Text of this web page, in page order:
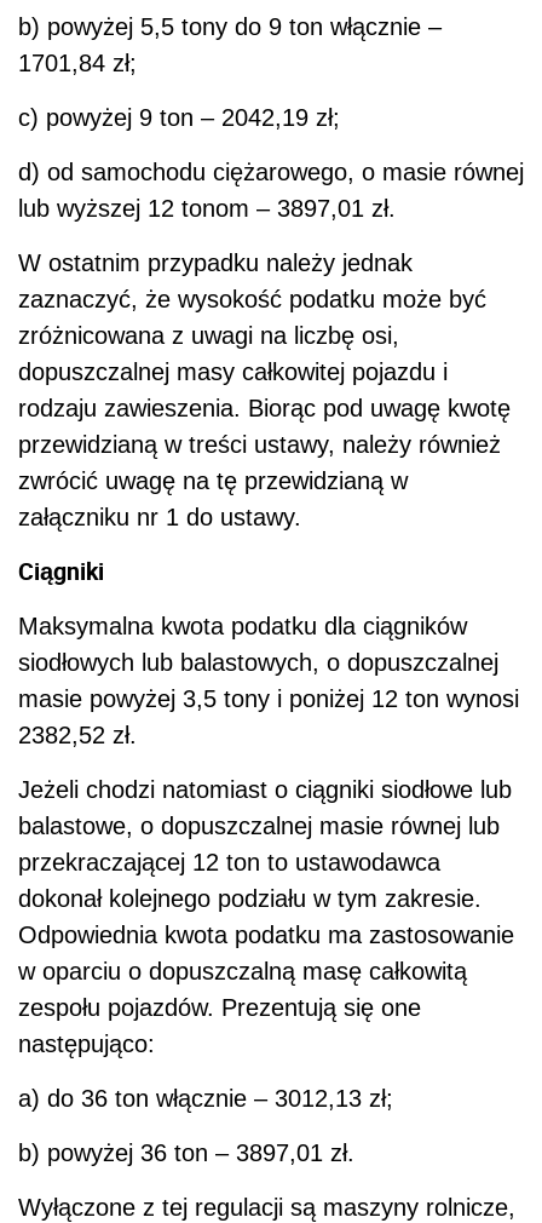
b) powyżej 5,5 tony do 9 ton włącznie –
1701,84 zł;
c) powyżej 9 ton – 2042,19 zł;
d) od samochodu ciężarowego, o masie równej
lub wyższej 12 tonom – 3897,01 zł.
W ostatnim przypadku należy jednak
zaznaczyć, że wysokość podatku może być
zróżnicowana z uwagi na liczbę osi,
dopuszczalnej masy całkowitej pojazdu i
rodzaju zawieszenia. Biorąc pod uwagę kwotę
przewidzianą w treści ustawy, należy również
zwrócić uwagę na tę przewidzianą w
załączniku nr 1 do ustawy.
Ciągniki
Maksymalna kwota podatku dla ciągników
siodłowych lub balastowych, o dopuszczalnej
masie powyżej 3,5 tony i poniżej 12 ton wynosi
2382,52 zł.
Jeżeli chodzi natomiast o ciągniki siodłowe lub
balastowe, o dopuszczalnej masie równej lub
przekraczającej 12 ton to ustawodawca
dokonał kolejnego podziału w tym zakresie.
Odpowiednia kwota podatku ma zastosowanie
w oparciu o dopuszczalną masę całkowitą
zespołu pojazdów. Prezentują się one
następująco:
a) do 36 ton włącznie – 3012,13 zł;
b) powyżej 36 ton – 3897,01 zł.
Wyłączone z tej regulacji są maszyny rolnicze,